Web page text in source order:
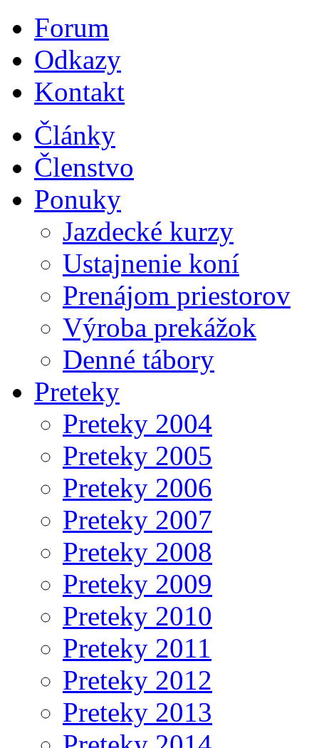
Forum
Odkazy
Kontakt
Články
Členstvo
Ponuky
Jazdecké kurzy
Ustajnenie koní
Prenájom priestorov
Výroba prekážok
Denné tábory
Preteky
Preteky 2004
Preteky 2005
Preteky 2006
Preteky 2007
Preteky 2008
Preteky 2009
Preteky 2010
Preteky 2011
Preteky 2012
Preteky 2013